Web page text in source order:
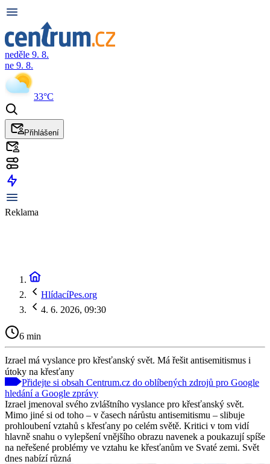
neděle 9. 8.
ne 9. 8.
33°C
Přihlášení
Reklama
HlídacíPes.org
4. 6. 2026, 09:30
6 min
Izrael má vyslance pro křesťanský svět. Má řešit antisemitismus i
útoky na křesťany
Přidejte si obsah Centrum.cz do oblíbených zdrojů pro Google
hledání a Google zprávy
Izrael jmenoval svého zvláštního vyslance pro křesťanský svět.
Mimo jiné si od toho – v časech nárůstu antisemitismu – slibuje
prohloubení vztahů s křesťany po celém světě. Kritici v tom vidí
hlavně snahu o vylepšení vnějšího obrazu navenek a poukazují spíše
na neřešené problémy ve vztahu ke křesťanům ve Svaté zemi. Svět
dnes nabízí různá